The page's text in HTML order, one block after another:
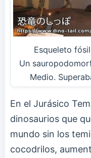
Esqueleto
Un
Medio.
En el Jurásico
dinosaurios que
mundo sin los
cocodrilos,